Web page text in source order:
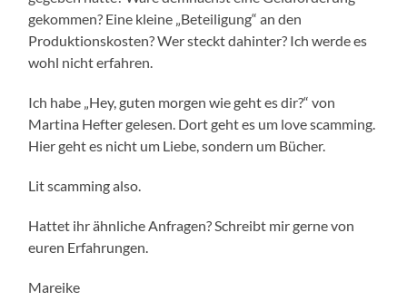
gekommen? Eine kleine „Beteiligung“ an den
Produktionskosten? Wer steckt dahinter? Ich werde es
wohl nicht erfahren.
Ich habe „Hey, guten morgen wie geht es dir?“ von
Martina Hefter gelesen. Dort geht es um love scamming.
Hier geht es nicht um Liebe, sondern um Bücher.
Lit scamming also.
Hattet ihr ähnliche Anfragen? Schreibt mir gerne von
euren Erfahrungen.
Mareike